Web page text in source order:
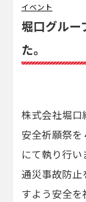
イベント
堀口グルー
た。
株式会社堀口
安全祈願祭
にて執り行
通災事故防止
すよう安全を